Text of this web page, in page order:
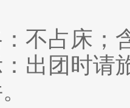
不占床；
出团时请